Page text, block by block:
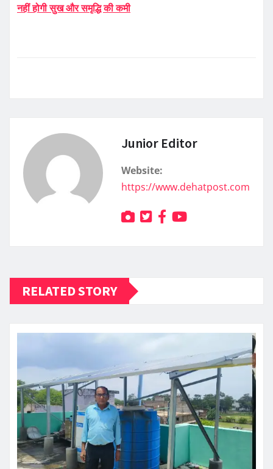
नहीं होगी सुख और समृद्धि की कमी
Junior Editor
Website:
https://www.dehatpost.com
RELATED STORY